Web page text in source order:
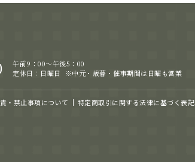
午前9：00～午後5：00
定休日：日曜日 ※中元・歳暮・催事期間は日曜も営業
・禁止事項について 特定商取引に関する法律に基づく表記